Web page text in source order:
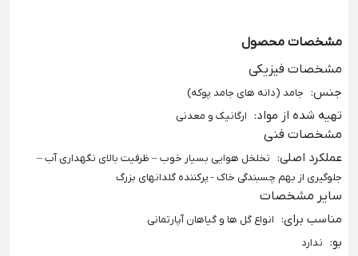
مشخصات محصول
مشخصات فیزیکی
جنس: جامد (دانه های جامد پوکه)
تهیه شده از مواد: ارگانیک و معدنی
مشخصات فنی
عملکرد اصلی: تخلخل هوایی بسیار خوب – ظرفیت بالای نگهداری آب –
جلوگیری از بهم چسبندگی خاک - پرکننده گلدانهای بزرگ
سایر مشخصات
مناسب برای: انواع گل ها و گیاهان آپارتمانی
بو: ندارد